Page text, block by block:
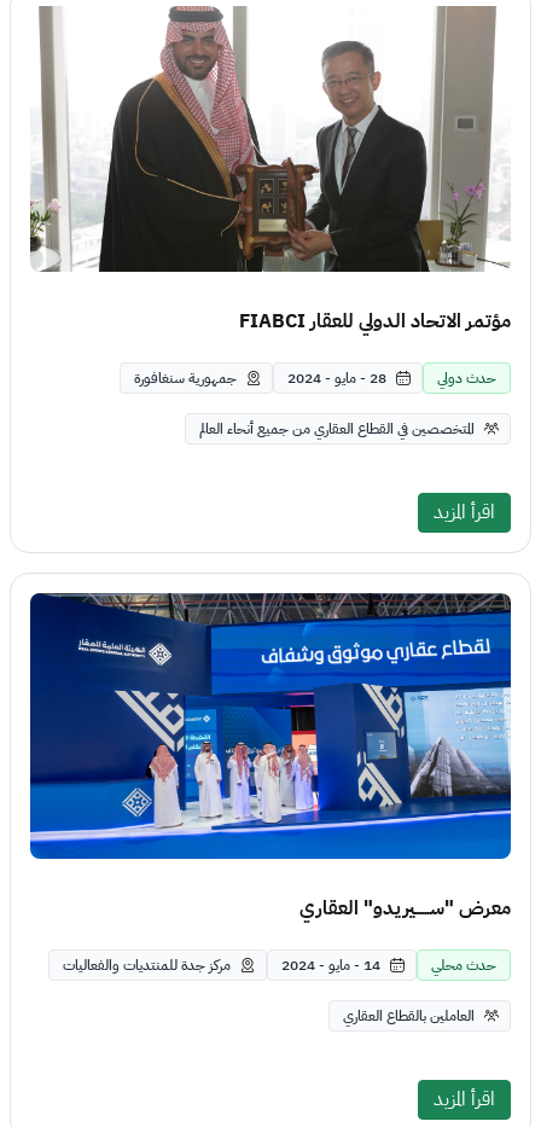
مؤتمر الاتحاد الدولي للعقار FIABCI
حدث دولي 28 - مايو - 2024 جمهورية سنغافورة
المتخصصين في القطاع العقاري من جميع أنحاء العالم
اقرأ المزيد
معرض "ســــــيريدو" العقاري
حدث محلي 14 - مايو - 2024 مركز جدة للمنتديات والفعاليات
العاملين بالقطاع العقاري
اقرأ المزيد